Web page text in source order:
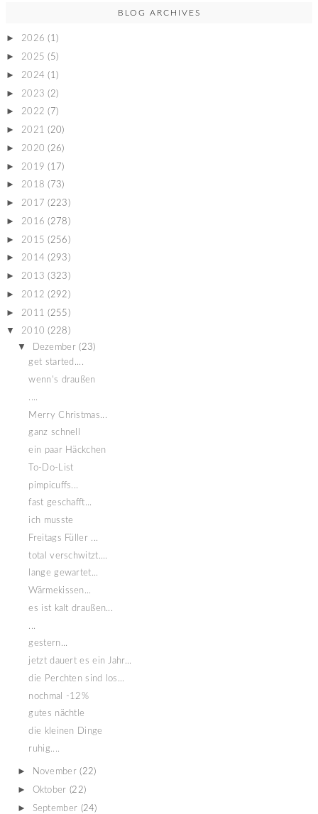
BLOG ARCHIVES
► 2026 (1)
► 2025 (5)
► 2024 (1)
► 2023 (2)
► 2022 (7)
► 2021 (20)
► 2020 (26)
► 2019 (17)
► 2018 (73)
► 2017 (223)
► 2016 (278)
► 2015 (256)
► 2014 (293)
► 2013 (323)
► 2012 (292)
► 2011 (255)
▼ 2010 (228)
▼ Dezember (23)
get started....
wenn's draußen
....
Merry Christmas...
ganz schnell
ein paar Häckchen
To-Do-List
pimpicuffs...
fast geschafft...
ich musste
Freitags Füller ...
total verschwitzt....
lange gewartet...
Wärmekissen...
es ist kalt draußen...
gestern...
jetzt dauert es ein Jahr...
die Perchten sind los...
nochmal -12%
gutes nächtle
die kleinen Dinge
ruhig....
► November (22)
► Oktober (22)
► September (24)